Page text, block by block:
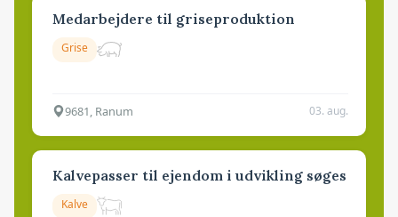
Medarbejdere til griseproduktion
Grise
9681, Ranum 03. aug.
Kalvepasser til ejendom i udvikling søges
Kalve